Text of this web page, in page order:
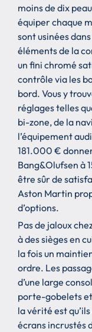
moins de dix
équiper chaque
sont usinées
éléments de la
un fini chromé
contrôle via les
bord. Vous y
réglages telles
bi-zone, de la
l’équipement
181.000 €
Bang&Olufsen à
être sûr de
Aston Martin
d’options.
Pas de jaloux
à des sièges en
la fois un
ordre. Les
d’une large
porte-gobelets
la vérité est
écrans incrustés